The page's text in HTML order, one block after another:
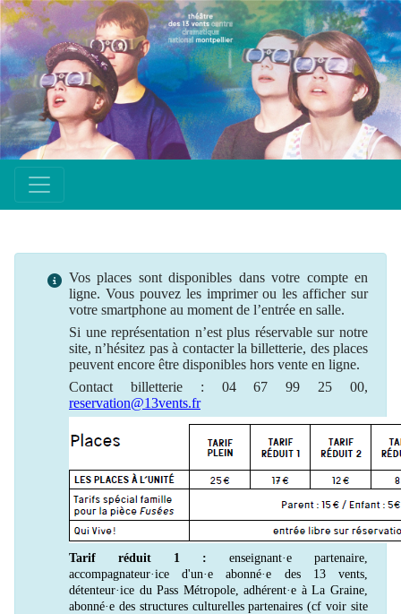
Vos places sont disponibles dans votre compte en
ligne. Vous pouvez les imprimer ou les afficher sur
votre smartphone au moment de l’entrée en salle.
Si unereprésentation n’est plus réservablesur notre
site, n’hésitez pas à contacter la billetterie, des places
peuvent encore être disponibles hors vente en ligne.
Contact billetterie : 04 67 99 25 00,
reservation@13vents.fr
Tarif réduit 1 : enseignant·e partenaire,
accompagnateur·ice d'un·e abonné·e des 13 vents,
détenteur·ice du Pass Métropole, adhérent·e à La Graine,
abonné·e des structures culturelles partenaires (cf voir site